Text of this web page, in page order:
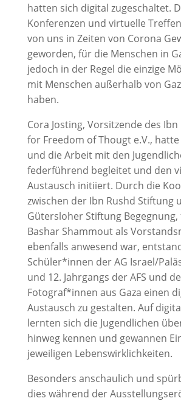
hatten sich digital zugeschaltet.
Konferenzen und virtuelle
von uns in Zeiten von Corona
geworden, für die Menschen in
jedoch in der Regel die einzige
mit Menschen außerhalb von
haben.
Cora Josting, Vorsitzende des Ibn
for Freedom of Thougt e.V.,
und die Arbeit mit den
federführend begleitet und den
Austausch initiiert. Durch die
zwischen der Ibn Rushd Stiftung
Gütersloher Stiftung
Bashar Shammout als
ebenfalls anwesend war,
Schüler*innen der AG Israel/
und 12. Jahrgangs der AFS und
Fotograf*innen aus Gaza einen
Austausch zu gestalten. Auf
lernten sich die Jugendlichen
hinweg kennen und gewannen
jeweiligen Lebenswirklichkeiten.
Besonders anschaulich und
dies während der